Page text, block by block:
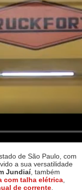
de São Paulo, com
a sua versatilidade
Jundiaí, também
com talha elétrica,
de corrente,